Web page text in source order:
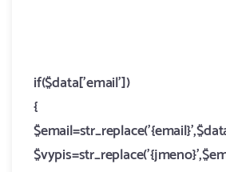
if($data['email'])
{